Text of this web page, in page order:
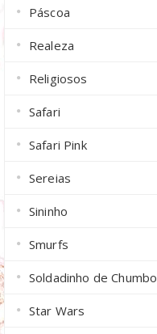
Páscoa
Realeza
Religiosos
Safari
Safari Pink
Sereias
Sininho
Smurfs
Soldadinho de Chumbo
Star Wars